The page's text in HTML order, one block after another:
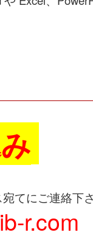
てにご連絡下さ
r.com